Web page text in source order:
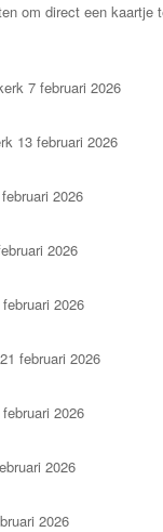
om direct een kaartje
7 februari 2026
13 februari 2026
2026
2026
2026
februari 2026
2026
2026
2026